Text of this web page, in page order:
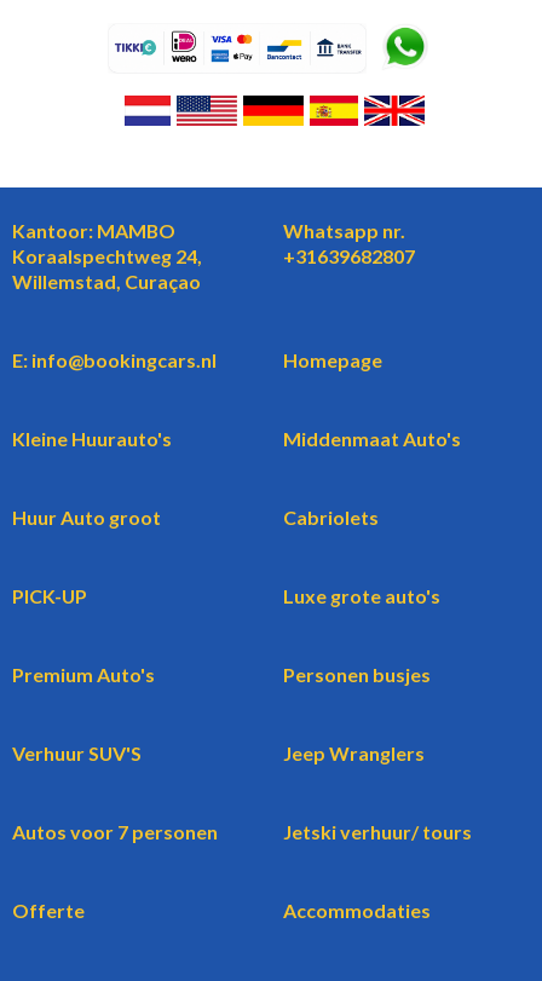
Kantoor: MAMBO
Koraalspechtweg 24,
Willemstad, Curaçao
Whatsapp nr.
+31639682807
E: info@bookingcars.nl Homepage
Kleine Huurauto's Middenmaat Auto's
Huur Auto groot Cabriolets
PICK-UP Luxe grote auto's
Premium Auto's Personen busjes
Verhuur SUV'S Jeep Wranglers
Autos voor 7 personen Jetski verhuur/ tours
Offerte Accommodaties